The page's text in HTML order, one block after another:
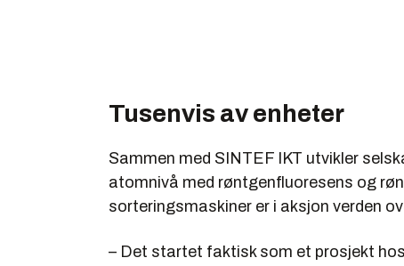
Tusenvis av enheter
Sammen med SINTEF IKT utvikler
atomnivå med røntgenfluoresens og
sorteringsmaskiner er i aksjon verden
– Det startet faktisk som et prosjekt